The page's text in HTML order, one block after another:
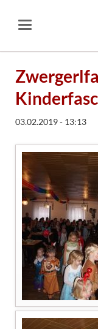
03.02.2019 - 13:13